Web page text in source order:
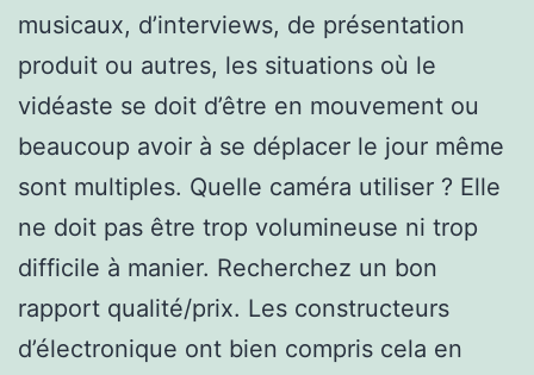
musicaux, d’interviews, de présentation
produit ou autres, les situations où le
vidéaste se doit d’être en mouvement ou
beaucoup avoir à se déplacer le jour même
sont multiples. Quelle caméra utiliser ? Elle
ne doit pas être trop volumineuse ni trop
difficile à manier. Recherchez un bon
rapport qualité/prix. Les constructeurs
d’électronique ont bien compris cela en